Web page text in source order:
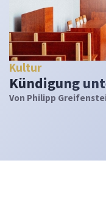
Kultur
Kündigung
Von Philipp